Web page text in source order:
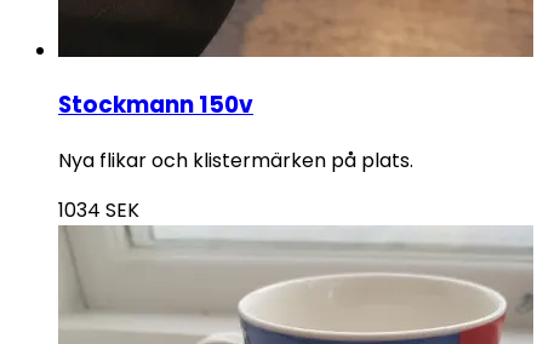
Stockmann 150v
Nya flikar och klistermärken på plats.
1034 SEK